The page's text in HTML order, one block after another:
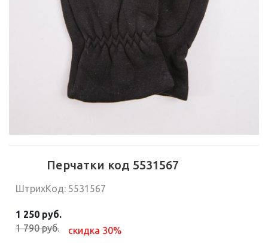
Перчатки код 5531567
ШтрихКод: 5531567
1 250 руб.
1 790 руб.
скидка 30%